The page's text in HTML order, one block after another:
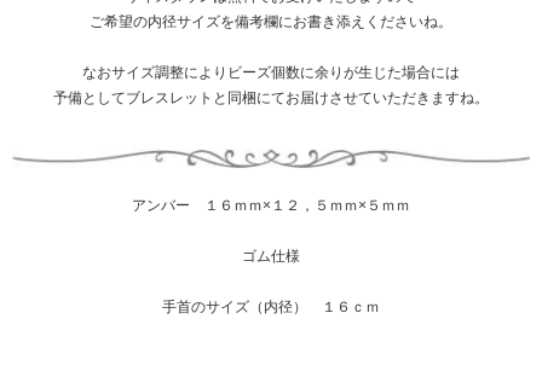
ご希望の内径サイズを備考欄にお書き添えくださいね。
なおサイズ調整によりビーズ個数に余りが生じた場合には
予備としてブレスレットと同梱にてお届けさせていただきますね。
アンバー １６ｍｍ×１２，５ｍｍ×５ｍｍ
ゴム仕様
手首のサイズ（内径） １６ｃｍ